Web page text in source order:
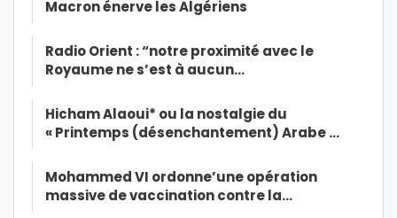
Macron énerve les Algériens
Radio Orient : “notre proximité avec le
Royaume ne s’est à aucun…
Hicham Alaoui* ou la nostalgie du
« Printemps (désenchantement) Arabe …
Mohammed VI ordonne’une opération
massive de vaccination contre la…